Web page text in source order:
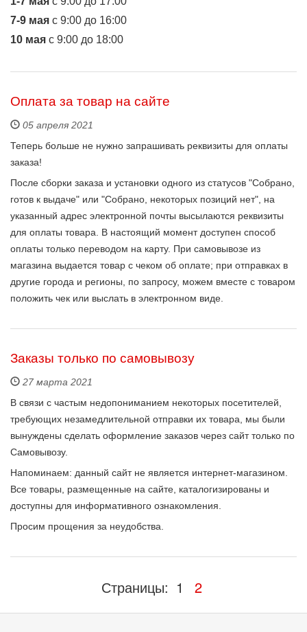
7-9 мая с 9:00 до 16:00
10 мая с 9:00 до 18:00
Оплата за товар на сайте
05 апреля 2021
Теперь больше не нужно запрашивать реквизиты для оплаты
заказа!
После сборки заказа и установки одного из статусов "Собрано,
готов к выдаче" или "Собрано, некоторых позиций нет", на
указанный адрес электронной почты высылаются реквизиты
для оплаты товара. В настоящий момент доступен способ
оплаты только переводом на карту. При самовывозе из
магазина выдается товар с чеком об оплате; при отправках в
другие города и регионы, по запросу, можем вместе с товаром
положить чек или выслать в электронном виде.
Заказы только по самовывозу
27 марта 2021
В связи с частым недопониманием некоторых посетителей,
требующих незамедлительной отправки их товара, мы были
вынуждены сделать оформление заказов через сайт только по
Самовывозу.
Напоминаем: данный сайт не является интернет-магазином.
Все товары, размещенные на сайте, каталогизированы и
доступны для информативного ознакомления.
Просим прощения за неудобства.
Страницы: 1 2